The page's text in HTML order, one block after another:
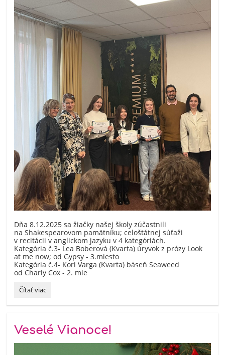
Dňa 8.12.2025 sa žiačky našej školy zúčastnili
na Shakespearovom pamätníku; celoštátnej súťaži
v recitácii v anglickom jazyku v 4 kategóriách.
Kategória č.3- Lea Boberová (Kvarta) úryvok z prózy Look
at me now; od Gypsy - 3.miesto
Kategória č.4- Kori Varga (Kvarta) báseň Seaweed
od Charly Cox - 2. mie
Fantastický
na
ročníku
celoštátnej
súťaže
Čítať viac
Veselé Vianoce!